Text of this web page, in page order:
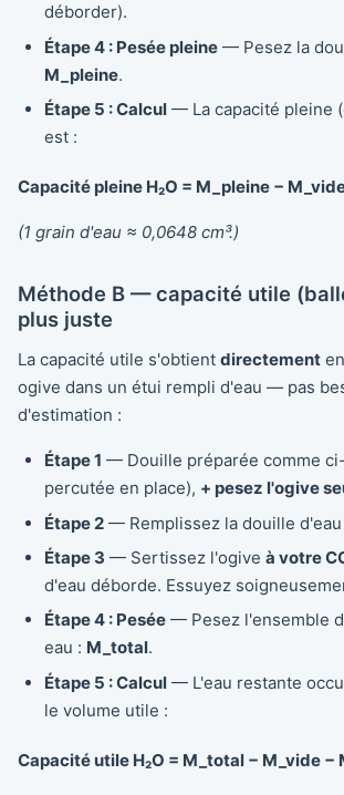
déborder).
Étape 4 : Pesée pleine — Pesez la
M_pleine.
Étape 5 : Calcul — La capacité pleine
est :
Capacité pleine H₂O = M_pleine −
(1 grain d'eau ≈ 0,0648 cm³.)
Méthode B — capacité utile
plus juste
La capacité utile s'obtient directement
ogive dans un étui rempli d'eau — pas
d'estimation :
Étape 1 — Douille préparée comme
percutée en place), + pesez l'ogive
Étape 2 — Remplissez la douille d'eau
Étape 3 — Sertissez l'ogive à votre
d'eau déborde. Essuyez
Étape 4 : Pesée — Pesez l'ensemble
eau : M_total.
Étape 5 : Calcul — L'eau restante
le volume utile :
Capacité utile H₂O = M_total − M_vide −